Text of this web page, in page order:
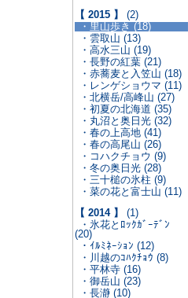
【 2015 】
(2)
・里山歩き (18)
・雲取山 (13)
・高水三山 (19)
・長野の紅葉 (21)
・赤蕎麦と入笠山 (18)
・レンゲショウマ (11)
・北横岳/高峰山 (27)
・初夏の北海道 (35)
・丸沼と奥日光 (32)
・春の上高地 (41)
・春の高尾山 (26)
・コハクチョウ (9)
・冬の奥日光 (28)
・三十槌の氷柱 (9)
・菜の花と富士山 (11)
【 2014 】
(1)
・氷花とﾛｯｸｶﾞｰﾃﾞﾝ
(20)
・ｲﾙﾐﾈｰｼｮﾝ (12)
・川越のｺﾊｸﾁｮｳ (8)
・平林寺 (16)
・御岳山 (23)
・長瀞 (10)